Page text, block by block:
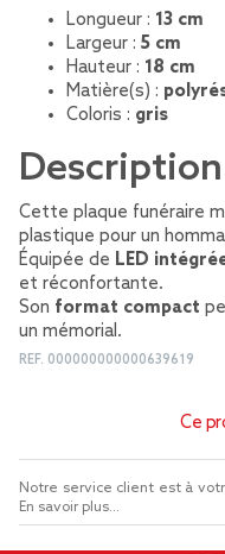
Longueur : 13 cm
Largeur : 5 cm
Hauteur : 18 cm
Matière(s) :
Coloris : gris
Cette plaque funéraire
plastique pour un
Équipée de LED
et réconfortante.
Son format compact
un mémorial.
REF. 000000000000639619
Ce
Notre service client est à
En savoir plus...